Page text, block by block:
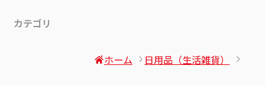
カテゴリ
ホーム 日用品（生活雑貨）